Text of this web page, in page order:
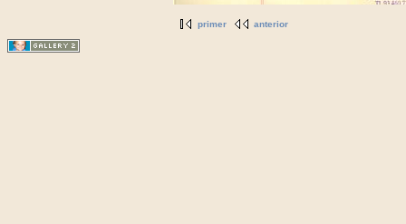
primer anterior